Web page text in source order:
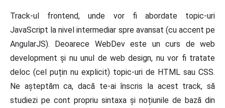
Track-ul frontend, unde vor fi abordate topic-uri
JavaScript la nivel intermediar spre avansat (cu accent pe
AngularJS). Deoarece WebDev este un curs de web
development și nu unul de web design, nu vor fi tratate
deloc (cel puțin nu explicit) topic-uri de HTML sau CSS.
Ne așteptăm ca, dacă te-ai înscris la acest track, să
studiezi pe cont propriu sintaxa și noțiunile de bază din